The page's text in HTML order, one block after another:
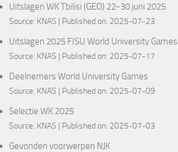
Uitslagen WK Tbilisi (GEO) 22-30 juni 2025
Source: KNAS Published on: 2025-07-23
Uitslagen 2025 FISU World University Games
Source: KNAS Published on: 2025-07-17
Deelnemers World University Games
Source: KNAS Published on: 2025-07-09
Selectie WK 2025
Source: KNAS Published on: 2025-07-03
Gevonden voorwerpen NJK